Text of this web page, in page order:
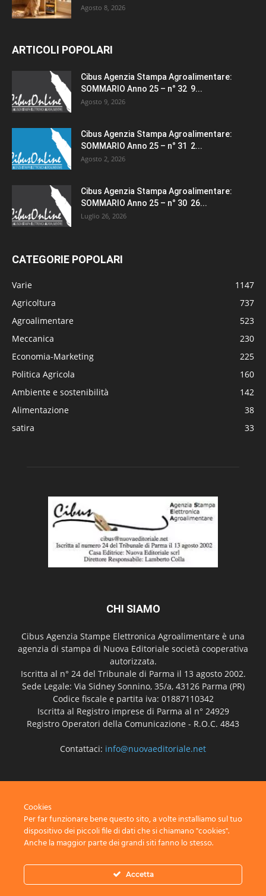
Agosto 8, 2026
ARTICOLI POPOLARI
Cibus Agenzia Stampa Agroalimentare:
SOMMARIO Anno 25 – n° 32 9...
Agosto 9, 2026
Cibus Agenzia Stampa Agroalimentare:
SOMMARIO Anno 25 – n° 31 2...
Agosto 2, 2026
Cibus Agenzia Stampa Agroalimentare:
SOMMARIO Anno 25 – n° 30 26...
Luglio 26, 2026
CATEGORIE POPOLARI
Varie
1147
Agricoltura
737
Agroalimentare
523
Meccanica
230
Economia-Marketing
225
Politica Agricola
160
Ambiente e sostenibilità
142
Alimentazione
38
satira
33
CHI SIAMO
Cibus Agenzia Stampe Elettronica Agroalimentare è una
agenzia di stampa di Nuova Editoriale società cooperativa
autorizzata.
Iscritta al n° 24 del Tribunale di Parma il 13 agosto 2002.
Sede Legale: Via Sidney Sonnino, 35/a, 43126 Parma (PR)
Codice fiscale e partita iva: 01887110342
Iscritta al Registro imprese di Parma al n° 24929
Registro Operatori della Comunicazione - R.O.C. 4843
Contattaci: info@nuovaeditoriale.net
Privacy Advertisement
Cookies
Per far funzionare bene questo sito, a volte installiamo sul tuo
dispositivo dei piccoli file di dati che si chiamano "cookies".
Anche la maggior parte dei grandi siti fanno lo stesso.
Accetta